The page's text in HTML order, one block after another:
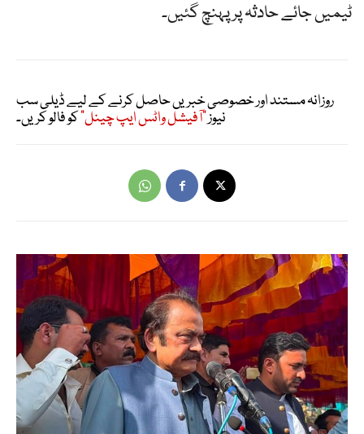
ٹیمیں جائے حادثہ پر پہنچ گئیں۔
روزانہ مستند اور خصوصی خبریں حاصل کرنے کے لیے ڈیلی سب
نیوز"آفیشل واٹس ایپ چینل"کو فالو کریں۔